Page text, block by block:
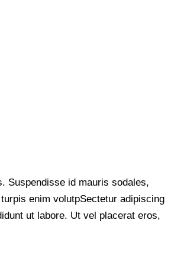
Suspendisse id mauris sodales,
enim volutpSectetur adipiscing
ut labore. Ut vel placerat eros,